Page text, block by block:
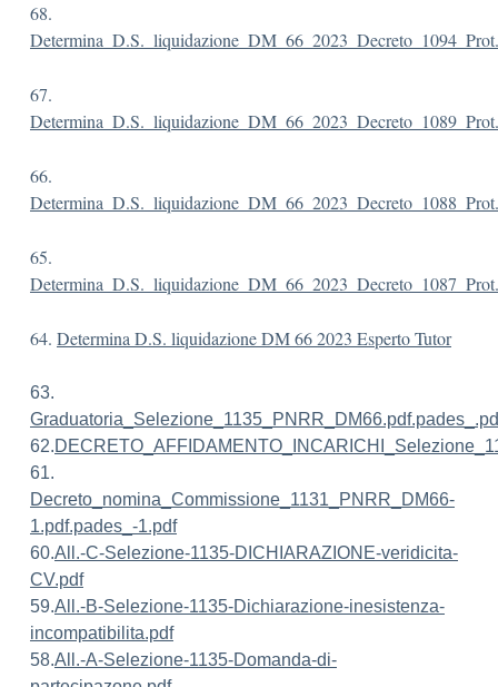
68.
67.
66.
65.
64. Determina D.S. liquidazione DM 66 2023 Esperto Tutor
63.
62.
61.
Decreto_nomina_Commissione_1131_PNRR_DM66-
1.pdf.pades_-1.pdf
60.All.-C-Selezione-1135-DICHIARAZIONE-veridicita-
CV.pdf
59.All.-B-Selezione-1135-Dichiarazione-inesistenza-
incompatibilita.pdf
58.All.-A-Selezione-1135-Domanda-di-